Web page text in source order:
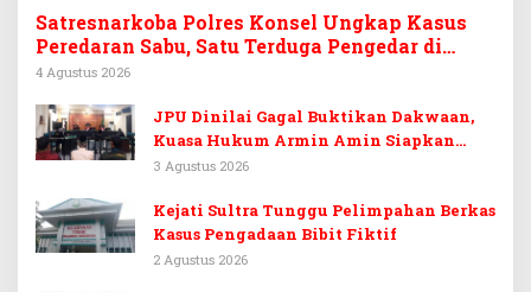
Satresnarkoba Polres Konsel Ungkap Kasus
Peredaran Sabu, Satu Terduga Pengedar di
Tinanggea Ditangkap
4 Agustus 2026
JPU Dinilai Gagal Buktikan Dakwaan,
Kuasa Hukum Armin Amin Siapkan
Pledoi dan Minta Putusan Bebas
3 Agustus 2026
Kejati Sultra Tunggu Pelimpahan Berkas
Kasus Pengadaan Bibit Fiktif
2 Agustus 2026